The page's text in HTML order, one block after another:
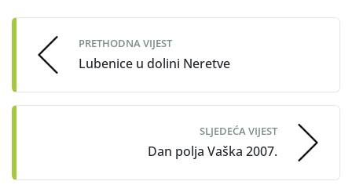
navigation
PRETHODNA VIJEST
Lubenice u dolini Neretve
SLJEDEĆA VIJEST
Dan polja Vaška 2007.